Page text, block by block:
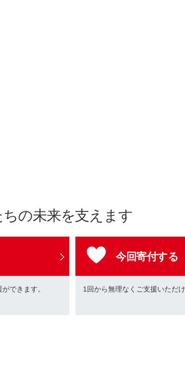
の未来を支えます
できます。
今回寄付する
1回から無理なくご支援いただ